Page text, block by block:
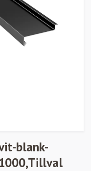
blank-